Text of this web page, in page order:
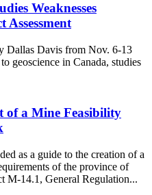
Weaknesses
Dallas Davis from Nov. 6-13
geoscience in Canada, studies
of a Mine Feasibility
as a guide to the creation of a
of the province of
14.1, General Regulation...